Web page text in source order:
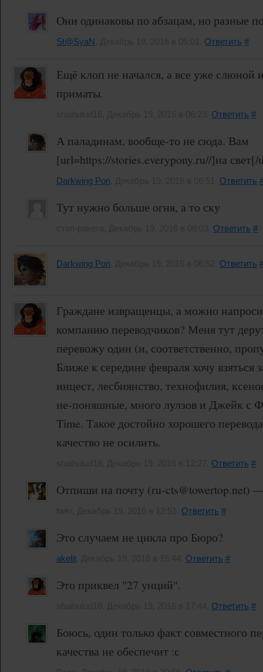
Они одинаковы по абзацам, но разные
St@SyaN Ответить #
Ещё клоп не начался, а все уже слюной
приматы.
Ответить #
А паладинам, вообще-то не сюда. Вам
[url=https://stories.everypony.ru//]на
Darkwing Pon Ответить
Тут нужно больше огня, а то ску
Ответить #
Darkwing Pon Ответить
Граждане извращенцы, а можно
компанию переводчиков? Меня тут
перевожу один (и, соответственно,
Ближе к середине февраля хочу взяться
инцест, лесбиянство, технофилия,
не-поняшные, много лулзов и Джейк с
Time. Такое достойно хорошего
качество не осилить.
Ответить #
Отпиши на почту (ru-cts@towertop.net)
Ответить #
Это случаем не цикла про Бюро?
akelit Ответить #
Это приквел "27 унций".
Ответить #
Боюсь, один только факт совместного
качества не обеспечит :с